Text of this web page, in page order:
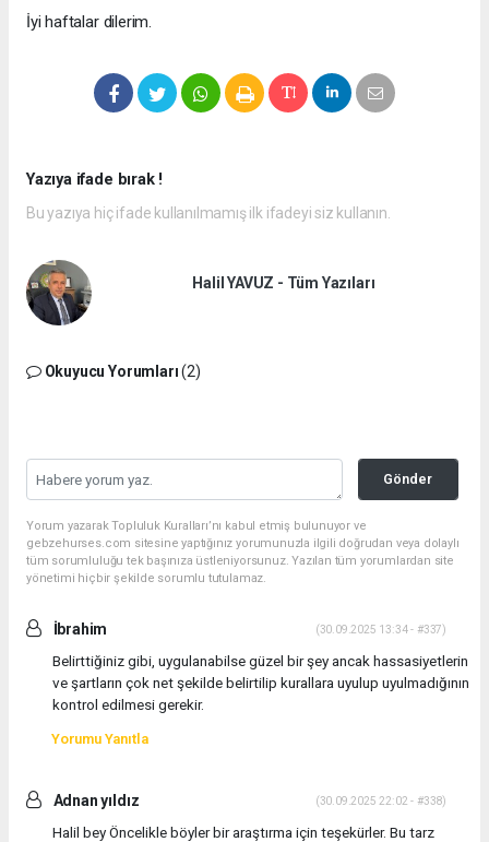
İyi haftalar dilerim.
Yazıya ifade bırak !
Bu yazıya hiç ifade kullanılmamış ilk ifadeyi siz kullanın.
Halil YAVUZ - Tüm Yazıları
Okuyucu Yorumları(2)
Gönder
Yorum yazarak Topluluk Kuralları’nı kabul etmiş bulunuyor ve
gebzehurses.com sitesine yaptığınız yorumunuzla ilgili doğrudan veya dolaylı
tüm sorumluluğu tek başınıza üstleniyorsunuz. Yazılan tüm yorumlardan site
yönetimi hiçbir şekilde sorumlu tutulamaz.
İbrahim (30.09.2025 13:34 - #337)
Belirttiğiniz gibi, uygulanabilse güzel bir şey ancak hassasiyetlerin
ve şartların çok net şekilde belirtilip kurallara uyulup uyulmadığının
kontrol edilmesi gerekir.
Yorumu Yanıtla
Adnan yıldız (30.09.2025 22:02 - #338)
Halil bey Öncelikle böyler bir araştırma için teşekürler. Bu tarz